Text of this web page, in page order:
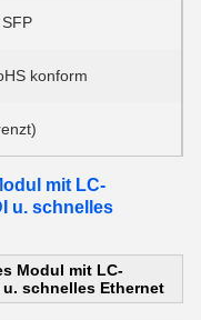
konform
mit LC-
u. schnelles
Modul mit LC-
schnelles Ethernet